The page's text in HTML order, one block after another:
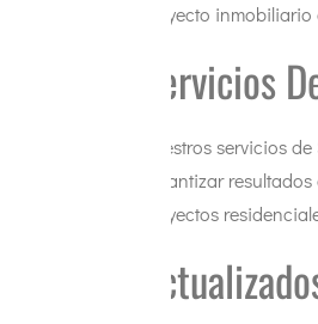
proyecto
Servicios
Nuestros servicios
garantizar
proyectos